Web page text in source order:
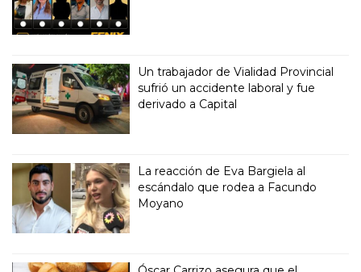
Un trabajador de Vialidad Provincial
sufrió un accidente laboral y fue
derivado a Capital
La reacción de Eva Bargiela al
escándalo que rodea a Facundo
Moyano